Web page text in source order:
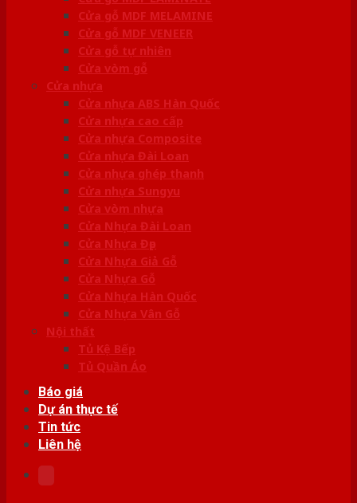
Cửa gỗ MDF MELAMINE
Cửa gỗ MDF VENEER
Cửa gỗ tự nhiên
Cửa vòm gỗ
Cửa nhựa
Cửa nhựa ABS Hàn Quốc
Cửa nhựa cao cấp
Cửa nhựa Composite
Cửa nhựa Đài Loan
Cửa nhựa ghép thanh
Cửa nhựa Sungyu
Cửa vòm nhựa
Cửa Nhựa Đài Loan
Cửa Nhựa Đẹp
Cửa Nhựa Giả Gỗ
Cửa Nhựa Gỗ
Cửa Nhựa Hàn Quốc
Cửa Nhựa Vân Gỗ
Nội thất
Tủ Kệ Bếp
Tủ Quần Áo
Báo giá
Dự án thực tế
Tin tức
Liên hệ